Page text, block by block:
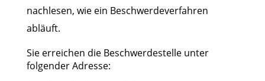
nachlesen, wie ein Beschwerdeverfahren
abläuft.
Sie erreichen die Beschwerdestelle unter
folgender Adresse: